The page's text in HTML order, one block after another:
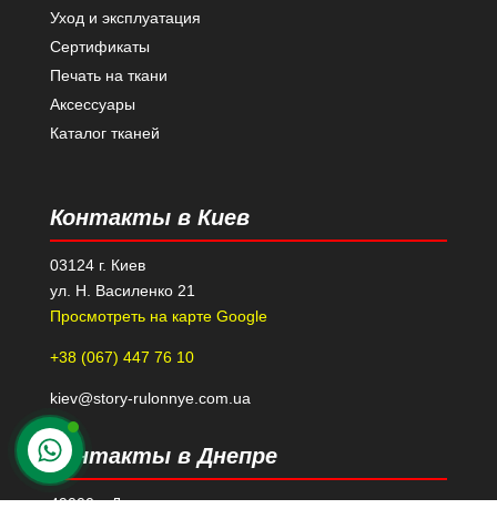
Уход и эксплуатация
Сертификаты
Печать на ткани
Аксессуары
Каталог тканей
Контакты в Киев
03124 г. Киев
ул. Н. Василенко 21
Просмотреть на карте Google
+38 (067) 447 76 10
kiev@story-rulonnye.com.ua
Контакты в Днепре
49000 г. Днепр